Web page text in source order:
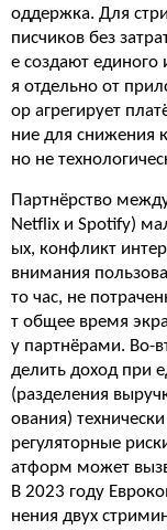
оддержка. Для
писчиков без
е создают единого
я отдельно от
ор агрегирует
ние для снижения
но не
Партнёрство
Netflix и Spotify)
ых, конфликт
внимания
то час, не
т общее время
у партнёрами. Во-
делить доход при
(разделения
ования)
регуляторные
атформ может
В 2023 году
нения двух